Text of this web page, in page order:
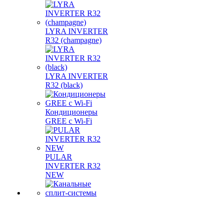
LYRA INVERTER
R32 (champagne)
LYRA INVERTER
R32 (black)
Кондиционеры
GREE с Wi-Fi
PULAR
INVERTER R32
NEW